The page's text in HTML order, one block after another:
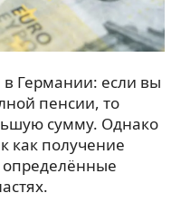
в Германии: если вы
пенсии, то
сумму. Однако
как получение